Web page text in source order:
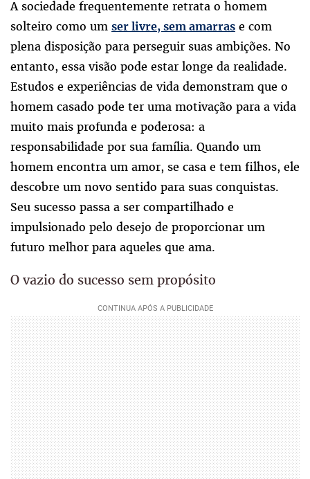
A sociedade frequentemente retrata o homem
solteiro como um ser livre, sem amarras e com
plena disposição para perseguir suas ambições. No
entanto, essa visão pode estar longe da realidade.
Estudos e experiências de vida demonstram que o
homem casado pode ter uma motivação para a vida
muito mais profunda e poderosa: a
responsabilidade por sua família. Quando um
homem encontra um amor, se casa e tem filhos, ele
descobre um novo sentido para suas conquistas.
Seu sucesso passa a ser compartilhado e
impulsionado pelo desejo de proporcionar um
futuro melhor para aqueles que ama.
O vazio do sucesso sem propósito